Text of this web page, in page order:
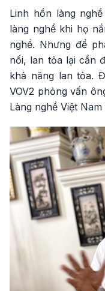
Linh hồn làng
làng nghề khi họ
nghề. Nhưng để
nối, lan tỏa lại cần
khả năng lan tỏa.
VOV2 phỏng vấn
Làng nghề Việt